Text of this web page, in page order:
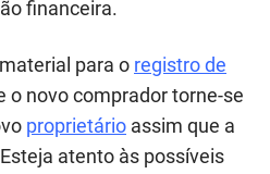
financeira.
para o registro de
o novo comprador torne-se
proprietário assim que a
atento às possíveis